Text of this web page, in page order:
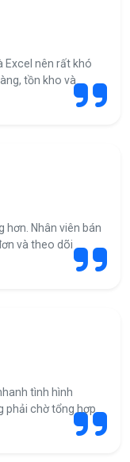
Excel nên rất khó
tồn kho và
hơn. Nhân viên bán
và theo dõi
tình hình
phải chờ tổng hợp